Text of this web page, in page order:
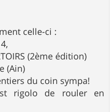
celle-ci :
(2ème édition)
(Ain)
du coin sympa!
rigolo de rouler en